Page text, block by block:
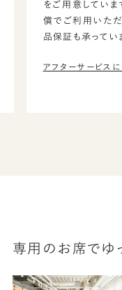
をご用意してい
償でご利用いた
品保証も承ってい
アフターサービス
専用のお席でゆ